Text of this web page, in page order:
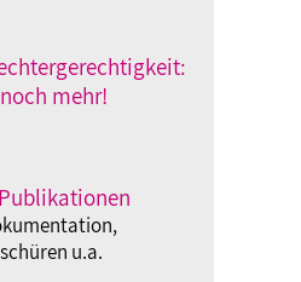
mehr!
u.a.